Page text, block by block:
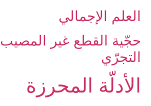
العلم الإجمالي
حجّية القطع غير
التجرّي
الأدلّة المحرزة